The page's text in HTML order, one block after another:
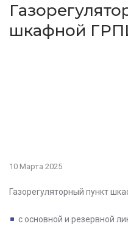
шкафной
10 Марта 2025
Газорегуляторный пункт
с основной и резервной